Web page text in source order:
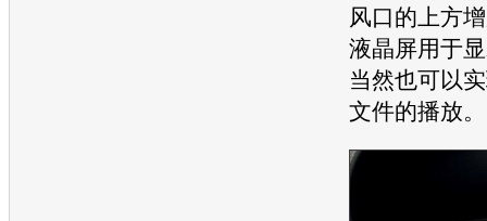
风口的上方
液晶屏用于
当然也可以
文件的播放。